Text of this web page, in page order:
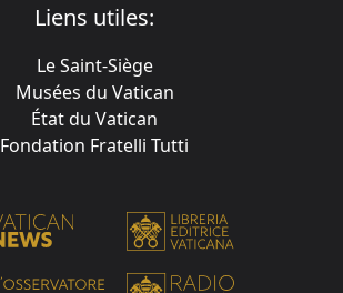
Liens utiles:
Le Saint-Siège
Musées du Vatican
État du Vatican
Fondation Fratelli Tutti